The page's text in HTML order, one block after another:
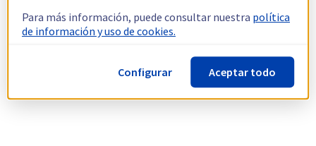
Para más información, puede consultar nuestra política
de información y uso de cookies.
Configurar Aceptar todo